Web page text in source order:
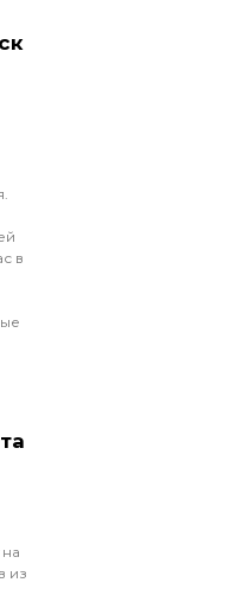
в
из